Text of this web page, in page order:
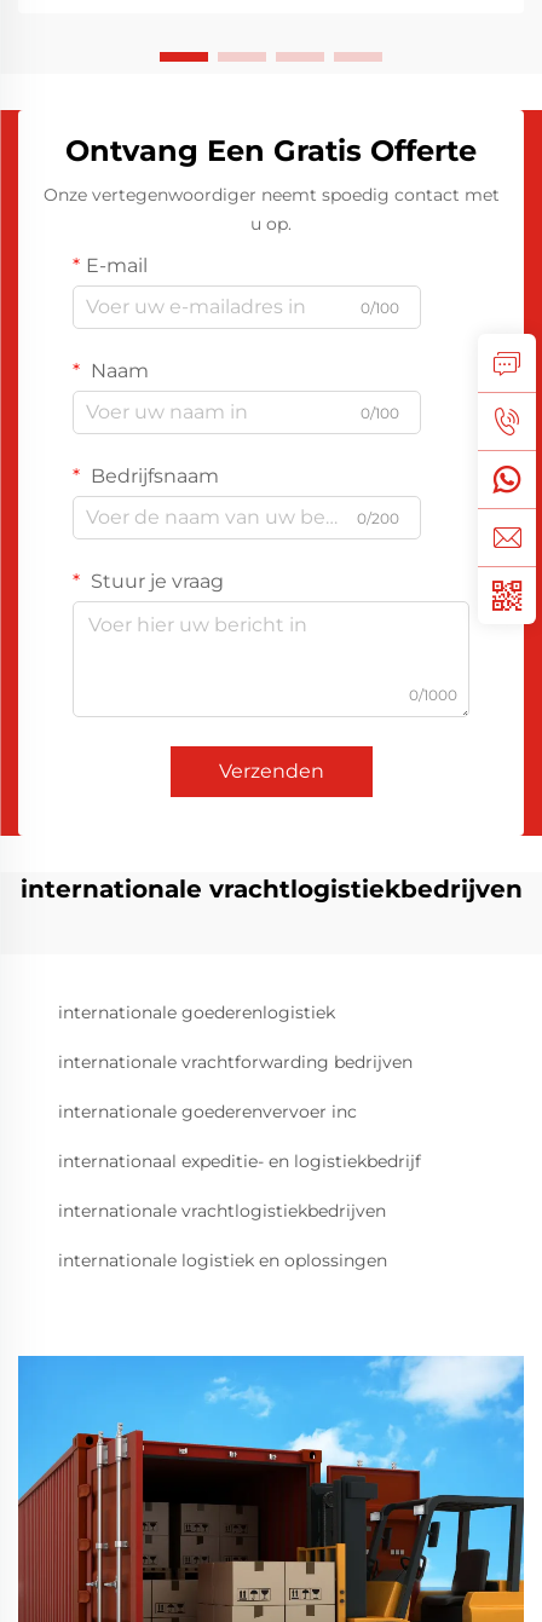
Ontvang Een Gratis Offerte
Onze vertegenwoordiger neemt spoedig contact met
u op.
E-mail
0/100
Naam
0/100
Bedrijfsnaam
0/200
Stuur je vraag
0/1000
Verzenden
internationale vrachtlogistiekbedrijven
internationale goederenlogistiek
internationale vrachtforwarding bedrijven
internationale goederenvervoer inc
internationaal expeditie- en logistiekbedrijf
internationale vrachtlogistiekbedrijven
internationale logistiek en oplossingen